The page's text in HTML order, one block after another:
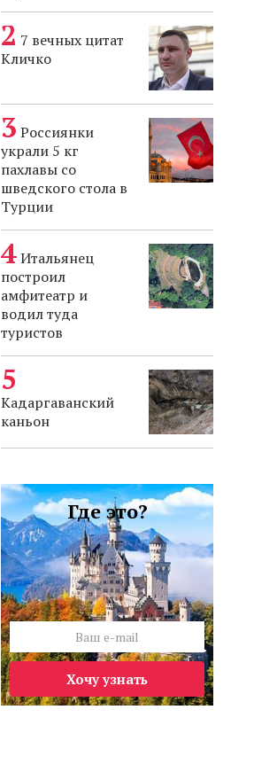
7 вечных цитат
Кличко
Россиянки
украли 5 кг
пахлавы со
шведского стола в
Турции
Итальянец
построил
амфитеатр и
водил туда
туристов
Кадаргаванский
каньон
Где это?
Хочу узнать